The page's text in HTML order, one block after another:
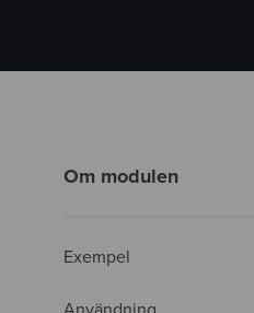
Om modulen
Exempel